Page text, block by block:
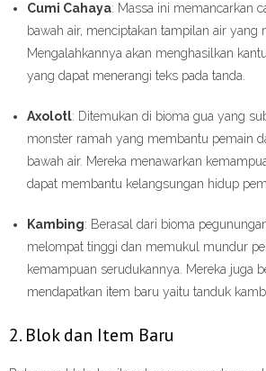
Cumi Cahaya: Massa ini memancarkan
bawah air, menciptakan tampilan air yang
Mengalahkannya akan menghasilkan
yang dapat menerangi teks pada tanda.
Axolotl: Ditemukan di bioma gua yang
monster ramah yang membantu pemain
bawah air. Mereka menawarkan
dapat membantu kelangsungan hidup
Kambing: Berasal dari bioma
melompat tinggi dan memukul mundur
kemampuan serudukannya. Mereka juga
mendapatkan item baru yaitu tanduk
2. Blok dan Item Baru